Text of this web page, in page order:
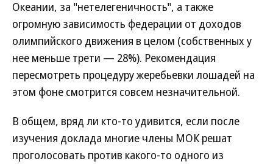
Океании, за "нетелегеничность", а также
огромную зависимость федерации от доходов
олимпийского движения в целом (собственных у
нее меньше трети — 28%). Рекомендация
пересмотреть процедуру жеребьевки лошадей на
этом фоне смотрится совсем незначительной.
В общем, вряд ли кто-то удивится, если после
изучения доклада многие члены МОК решат
проголосовать против какого-то одного из